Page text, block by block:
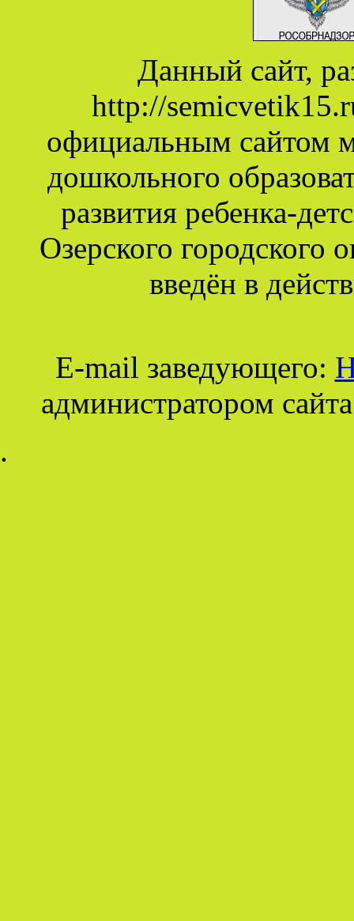
Данный сайт,
http://
официальным сайтом
дошкольного
развития ребенка-
Озерского городского
введён в
E-mail заведующего:
администратором
.